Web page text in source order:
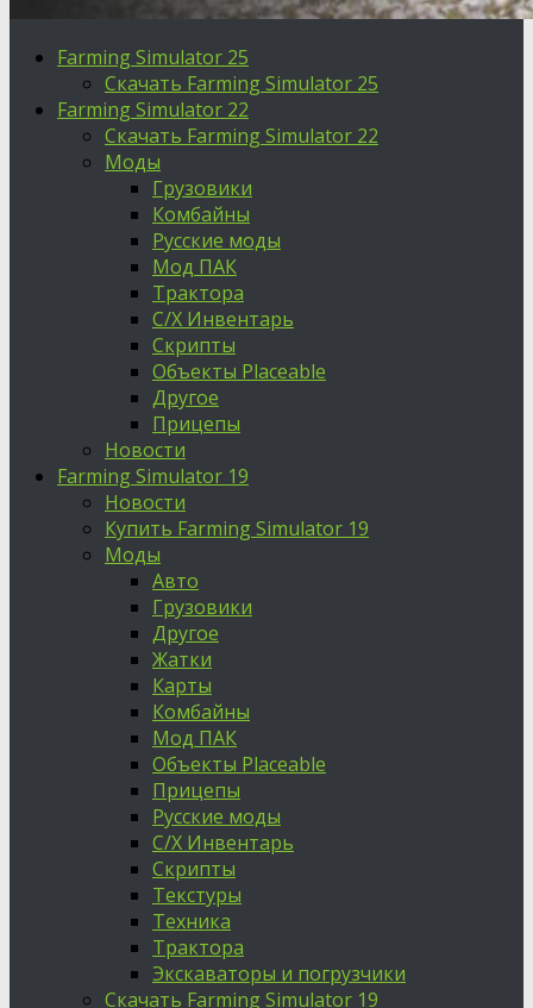
Farming Simulator 25
Скачать Farming Simulator 25
Farming Simulator 22
Скачать Farming Simulator 22
Моды
Грузовики
Комбайны
Русские моды
Мод ПАК
Трактора
С/Х Инвентарь
Скрипты
Объекты Placeable
Другое
Прицепы
Новости
Farming Simulator 19
Новости
Купить Farming Simulator 19
Моды
Авто
Грузовики
Другое
Жатки
Карты
Комбайны
Мод ПАК
Объекты Placeable
Прицепы
Русские моды
С/Х Инвентарь
Скрипты
Текстуры
Техника
Трактора
Экскаваторы и погрузчики
Скачать Farming Simulator 19